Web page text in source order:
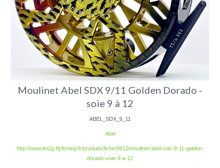
Moulinet Abel SDX 9/11 Golden Dorado -
soie 9 à 12
ABEL_SDX_9_11
Abel
http://www.lm2g-flyfishing.fr/produits/fiche/9912/moulinet-abel-sdx-9-11-golden-
dorado-soie-9-a-12